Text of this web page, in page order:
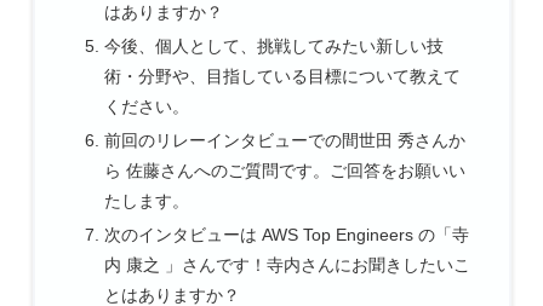
はありますか？
今後、個人として、挑戦してみたい新しい技
術・分野や、目指している目標について教えて
ください。
前回のリレーインタビューでの間世田 秀さんか
ら 佐藤さんへのご質問です。ご回答をお願いい
たします。
次のインタビューは AWS Top Engineers の「寺
内 康之 」さんです！寺内さんにお聞きしたいこ
とはありますか？